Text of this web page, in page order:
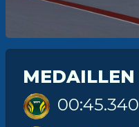
MEDAILLEN
00:45.340